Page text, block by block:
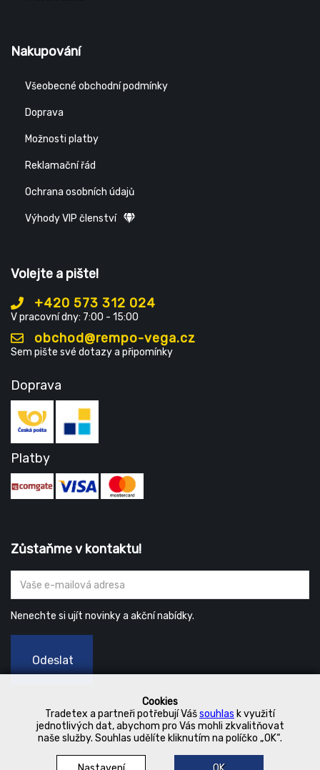
Cookies
Tradetex a partneři potřebují Vášsouhlas k využití
jednotlivých dat, abychom pro Vás mohli zkvalitňovat
naše služby. Souhlas udělíte kliknutím na políčko „OK“.
Nakupování
Všeobecné obchodní podmínky
Doprava
Možnosti platby
Reklamační řád
Ochrana osobních údajů
Výhody VIP členství
Volejte a pište!
+420 573 312 024
V pracovní dny: 7:00 - 15:00
obchod@rempo-vega.cz
Sem pište své dotazy a připomínky
Doprava
Platby
Zůstaňme v kontaktu!
Nenechte si ujít novinky a akční nabídky.
Odeslat